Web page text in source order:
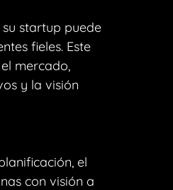
startup puede
fieles. Este
mercado,
y la visión
el
con visión a